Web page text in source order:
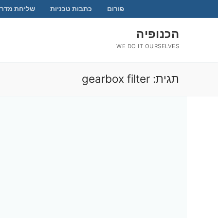
לתוכן
פורום כתבות טכניות שליחת
הכנופיה
WE DO IT OURSELVES
תגית: gearbox filter